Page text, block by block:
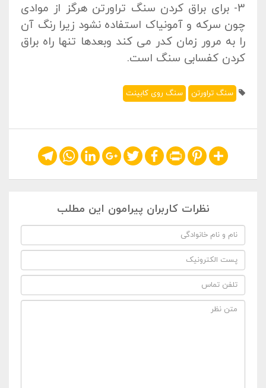
3- برای براق کردن سنگ تراورتن هرگز از موادی
چون سرکه و آمونیاک استفاده نشود زیرا رنگ آن
را به مرور زمان کدر می کند وبعدها تنها راه براق
کردن کفسابی سنگ است.
سنگ تراورتن سنگ روی کابینت
Share
Pinterest
Print
Facebook
Twitter
Google+
LinkedIn
WhatsApp
Telegram
نظرات کاربران پیرامون این مطلب